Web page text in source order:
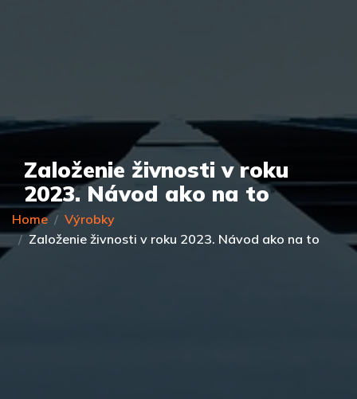
Založenie živnosti v roku
2023. Návod ako na to
Home
Výrobky
Založenie živnosti v roku 2023. Návod ako na to